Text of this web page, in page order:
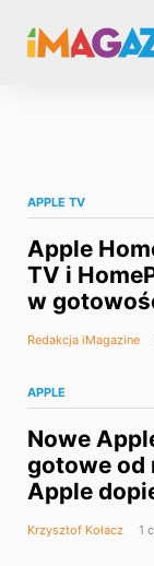
APPLE TV
Apple
TV i
w
Redakcja iMagazine
APPLE
Nowe
gotowe od
Apple
Krzysztof Kołacz 1